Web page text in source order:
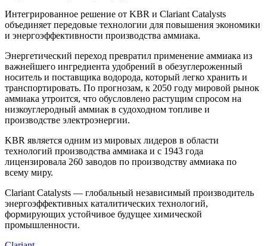
Интегрированное решение от KBR и Clariant Catalysts
объединяет передовые технологии для повышения экономики
и энергоэффективности производства аммиака.
Энергетический переход превратил применение аммиака из
важнейшего ингредиента удобрений в обезуглероженный
носитель и поставщика водорода, который легко хранить и
транспортировать. По прогнозам, к 2050 году мировой рынок
аммиака утроится, что обусловлено растущим спросом на
низкоуглеродный аммиак в судоходном топливе и
производстве электроэнергии.
KBR является одним из мировых лидеров в области
технологий производства аммиака и с 1943 года
лицензировала 260 заводов по производству аммиака по
всему миру.
Clariant Catalysts — глобальный независимый производитель
энергоэффективных каталитических технологий,
формирующих устойчивое будущее химической
промышленности.